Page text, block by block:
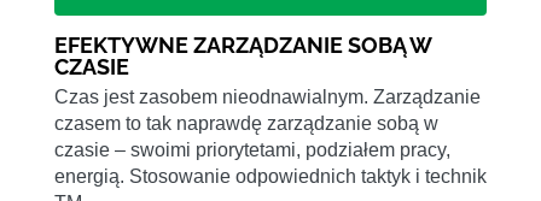
EFEKTYWNE ZARZĄDZANIE SOBĄ W
CZASIE
Czas jest zasobem nieodnawialnym. Zarządzanie
czasem to tak naprawdę zarządzanie sobą w
czasie – swoimi priorytetami, podziałem pracy,
energią. Stosowanie odpowiednich taktyk i technik